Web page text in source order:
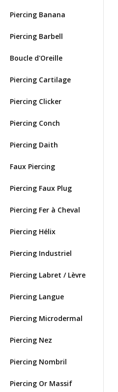
Piercing Banana
Piercing Barbell
Boucle d'Oreille
Piercing Cartilage
Piercing Clicker
Piercing Conch
Piercing Daith
Faux Piercing
Piercing Faux Plug
Piercing Fer à Cheval
Piercing Hélix
Piercing Industriel
Piercing Labret / Lèvre
Piercing Langue
Piercing Microdermal
Piercing Nez
Piercing Nombril
Piercing Or Massif